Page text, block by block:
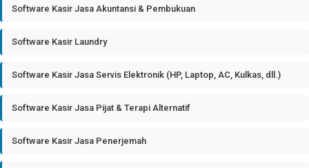
Software Kasir Jasa Akuntansi & Pembukuan
Software Kasir Laundry
Software Kasir Jasa Servis Elektronik (HP, Laptop, AC, Kulkas, dll.)
Software Kasir Jasa Pijat & Terapi Alternatif
Software Kasir Jasa Penerjemah